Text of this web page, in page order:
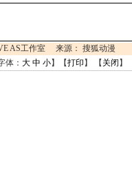
AS工作室 来源： 搜狐动漫
体： 大 中 小】【打印 】 【 关闭 】